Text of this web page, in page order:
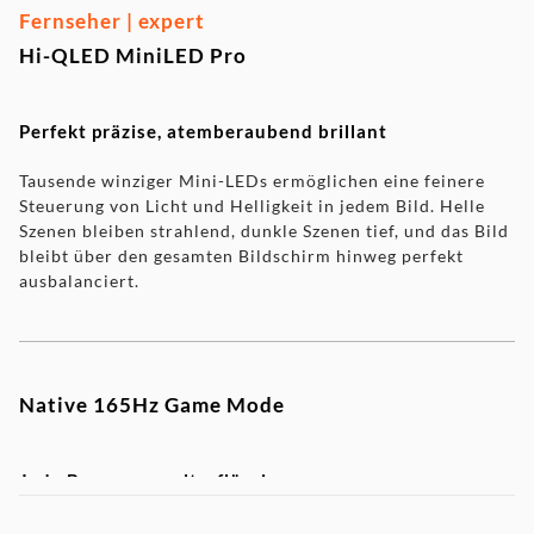
Fernseher | expert
Hi-QLED MiniLED Pro
Perfekt präzise, atemberaubend brillant
Tausende winziger Mini-LEDs ermöglichen eine feinere
Steuerung von Licht und Helligkeit in jedem Bild. Helle
Szenen bleiben strahlend, dunkle Szenen tief, und das Bild
bleibt über den gesamten Bildschirm hinweg perfekt
ausbalanciert.
Native 165Hz Game Mode
Jede Bewegung, ultraflüssig